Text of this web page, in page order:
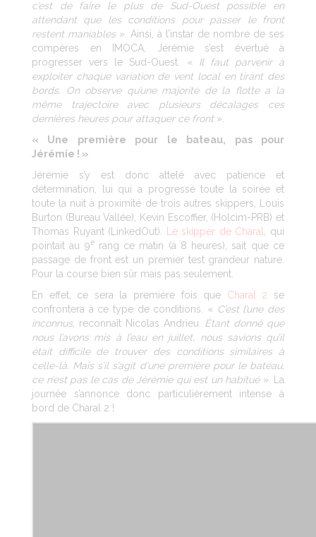
c’est de faire le plus de Sud-Ouest possible en
attendant que les conditions pour passer le front
restent maniables». Ainsi, à l’instar de nombre de ses
compères en IMOCA, Jérémie s’est évertué à
progresser vers le Sud-Ouest. « Il faut parvenir à
exploiter chaque variation de vent local en tirant des
bords. On observe qu’une majorité de la flotte a la
même trajectoire avec plusieurs décalages ces
dernières heures pour attaquer ce front ».
« Une première pour le bateau, pas pour
Jérémie ! »
Jérémie s’y est donc attelé avec patience et
détermination, lui qui a progressé toute la soirée et
toute la nuit à proximité de trois autres skippers, Louis
Burton (Bureau Vallée), Kevin Escoffier, (Holcim-PRB) et
Thomas Ruyant (LinkedOut).
Le skipper de Charal
, qui
pointait au 9erang ce matin (à 8 heures), sait que ce
passage de front est un premier test grandeur nature.
Pour la course bien sûr mais pas seulement.
En effet, ce sera la première fois que Charal 2 se
confrontera à ce type de conditions. « C’est l’une des
inconnus, reconnaît Nicolas Andrieu. Étant donné que
nous l’avons mis à l’eau en juillet, nous savions qu’il
était difficile de trouver des conditions similaires à
celle-là. Mais s’il s’agit d’une première pour le bateau,
ce n’est pas le cas de Jérémie qui est un habitué ». La
journée s’annonce donc particulièrement intense à
bord de Charal 2 !